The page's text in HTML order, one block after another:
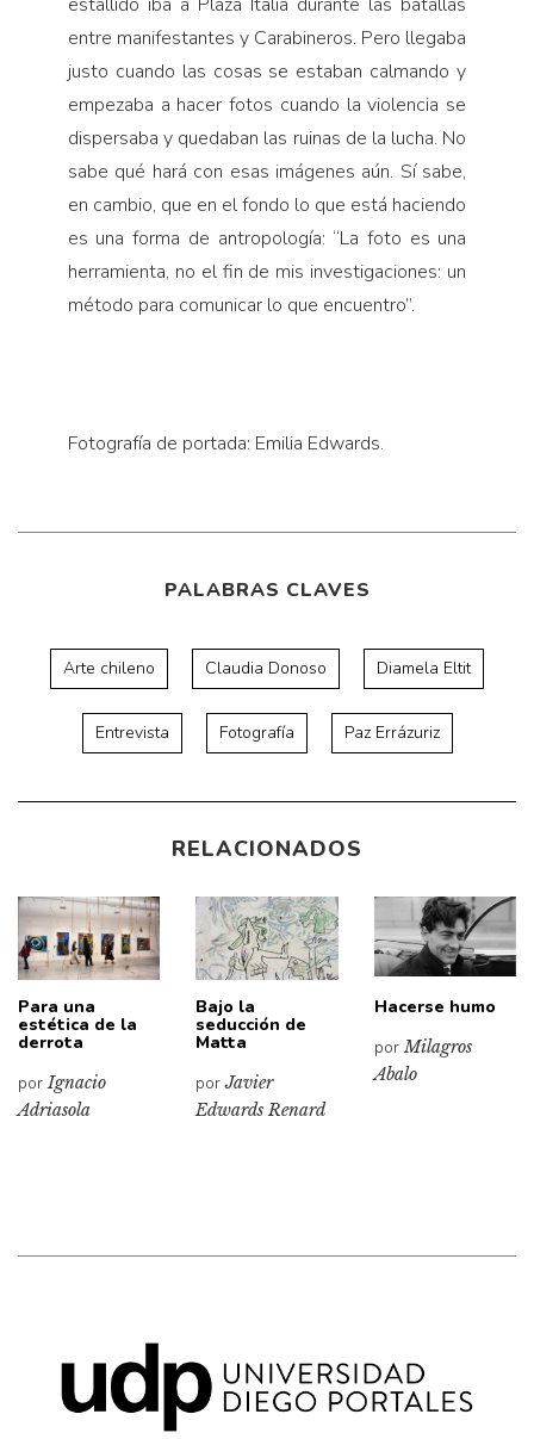
entre manifestantes y Carabineros. Pero llegaba
justo cuando las cosas se estaban calmando y
empezaba a hacer fotos cuando la violencia se
dispersaba y quedaban las ruinas de la lucha. No
sabe qué hará con esas imágenes aún. Sí sabe,
en cambio, que en el fondo lo que está haciendo
es una forma de antropología: “La foto es una
herramienta, no el fin de mis investigaciones: un
método para comunicar lo que encuentro”.
Fotografía de portada: Emilia Edwards.
PALABRAS CLAVES
Arte chileno Claudia Donoso Diamela Eltit
Entrevista Fotografía Paz Errázuriz
RELACIONADOS
Para una
estética de la
derrota
porIgnacio
Adriasola
Bajo la
seducción de
Matta
porJavier
Edwards Renard
Hacerse humo
porMilagros
Abalo